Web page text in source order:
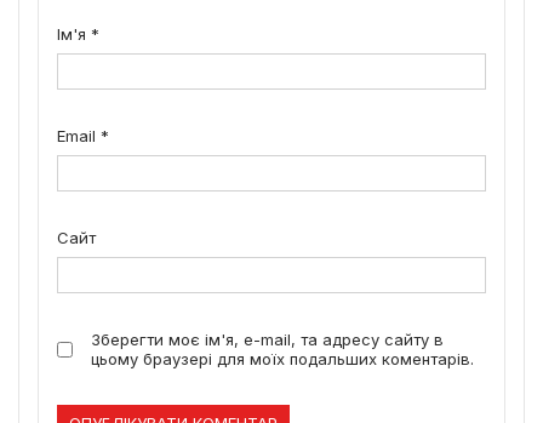
Ім'я *
Email *
Сайт
Зберегти моє ім'я, e-mail, та адресу сайту в
цьому браузері для моїх подальших коментарів.